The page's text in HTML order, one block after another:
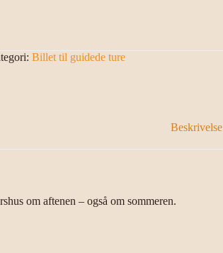
Billet til guidede ture
Beskrivelse
om aftenen – også om sommeren.